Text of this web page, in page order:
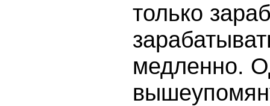
только
медленно.